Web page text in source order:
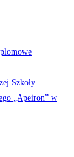
Szkoły
„Apeiron” w